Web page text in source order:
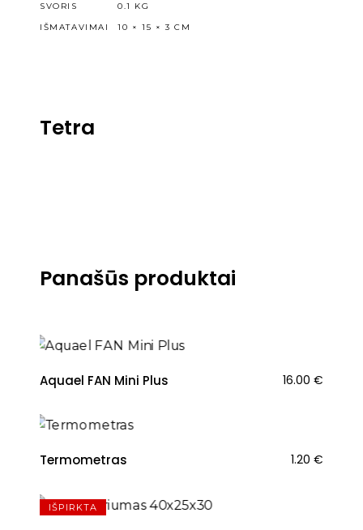
SVORIS
0.1 KG
IŠMATAVIMAI
10 × 15 × 3 CM
Tetra
Panašūs produktai
Aquael FAN Mini Plus 16.00 €
Termometras 1.20 €
IŠPIRKTA